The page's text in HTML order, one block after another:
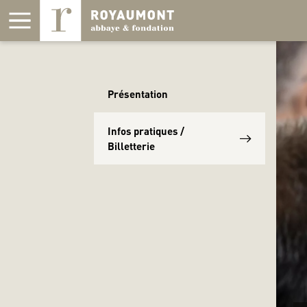
Présentation
Infos pratiques /
Billetterie
Panneau de gestion des cookies